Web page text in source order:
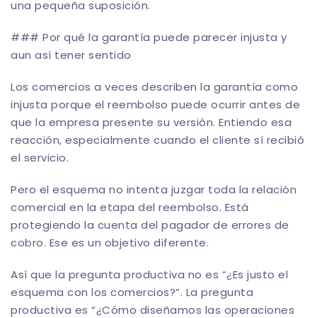
una pequeña suposición.
### Por qué la garantía puede parecer injusta y
aun así tener sentido
Los comercios a veces describen la garantía como
injusta porque el reembolso puede ocurrir antes de
que la empresa presente su versión. Entiendo esa
reacción, especialmente cuando el cliente sí recibió
el servicio.
Pero el esquema no intenta juzgar toda la relación
comercial en la etapa del reembolso. Está
protegiendo la cuenta del pagador de errores de
cobro. Ese es un objetivo diferente.
Así que la pregunta productiva no es “¿Es justo el
esquema con los comercios?”. La pregunta
productiva es “¿Cómo diseñamos las operaciones